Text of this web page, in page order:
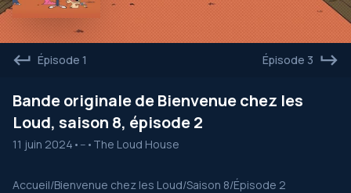
Épisode 1 Épisode 3
Bande originale de Bienvenue chez les
Loud, saison 8, épisode 2
11 juin 2024 • -- • The Loud House
Accueil/Bienvenue chez les Loud/Saison 8/Épisode 2